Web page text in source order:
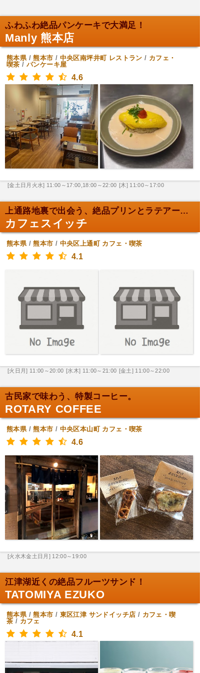
ふわふわ絶品パンケーキで大満足！
Manly 熊本店
熊本県/熊本市 / 中央区南坪井町 レストラン / カフェ・
喫茶 / パンケーキ屋
4.6
[金土日月火水] 11:00～17:00,18:00～22:00 [木] 11:00～17:00
上通路地裏で出会う、絶品プリンとラテアート。
カフェスイッチ
熊本県/熊本市 / 中央区上通町 カフェ・喫茶
4.1
[火日月] 11:00～20:00 [水木] 11:00～21:00 [金土] 11:00～22:00
古民家で味わう、特製コーヒー。
ROTARY COFFEE
熊本県/熊本市 / 中央区本山町 カフェ・喫茶
4.6
[火水木金土日月] 12:00～19:00
江津湖近くの絶品フルーツサンド！
TATOMIYA EZUKO
熊本県/熊本市 / 東区江津 サンドイッチ店 / カフェ・喫
茶 / カフェ
4.1